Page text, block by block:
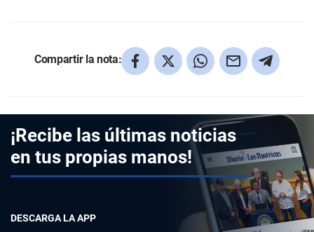
Compartir la nota:
¡Recibe las últimas noticias
en tus propias manos!
DESCARGA LA APP